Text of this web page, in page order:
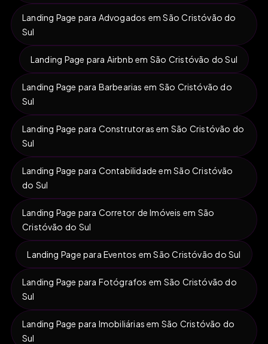
Landing Page para Advogados em São Cristóvão do
Sul
Landing Page para Airbnb em São Cristóvão do Sul
Landing Page para Barbearias em São Cristóvão do
Sul
Landing Page para Construtoras em São Cristóvão do
Sul
Landing Page para Contabilidade em São Cristóvão
do Sul
Landing Page para Corretor de Imóveis em São
Cristóvão do Sul
Landing Page para Eventos em São Cristóvão do Sul
Landing Page para Fotógrafos em São Cristóvão do
Sul
Landing Page para Imobiliárias em São Cristóvão do
Sul